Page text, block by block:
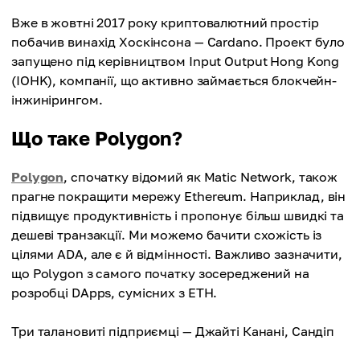
Вже в жовтні 2017 року криптовалютний простір
побачив винахід Хоскінсона — Cardano. Проект було
запущено під керівництвом Input Output Hong Kong
(IOHK), компанії, що активно займається блокчейн-
інжинірингом.
Що таке Polygon?
Polygon, спочатку відомий як Matic Network, також
прагне покращити мережу Ethereum. Наприклад, він
підвищує продуктивність і пропонує більш швидкі та
дешеві транзакції. Ми можемо бачити схожість із
цілями ADA, але є й відмінності. Важливо зазначити,
що Polygon з самого початку зосереджений на
розробці DApps, сумісних з ETH.
Три талановиті підприємці — Джайті Канані, Сандіп